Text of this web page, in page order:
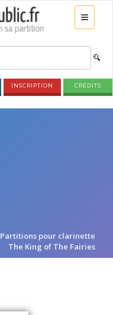
INSCRIPTION CRÉDITS
Partitions pour clarinette
The King of The Fairies